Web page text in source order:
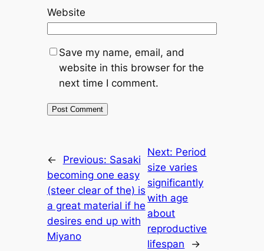
Website
Save my name, email, and
website in this browser for the
next time I comment.
← Previous: Sasaki
becoming one easy
(steer clear of the) is
a great material if he
desires end up with
Miyano
Next: Period
size varies
significantly
with age
about
reproductive
lifespan
→